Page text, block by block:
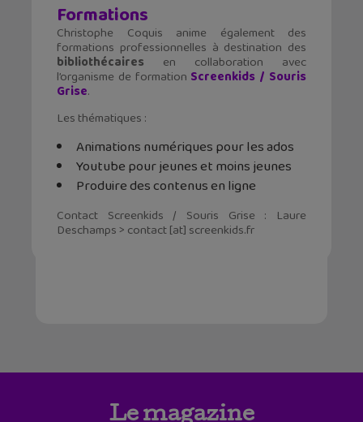
Formations
Christophe Coquis anime également des
formations professionnelles à destination des
bibliothécaires en collaboration avec
l’organisme de formation Screenkids / Souris
Grise.
Les thématiques :
Animations numériques pour les ados
Youtube pour jeunes et moins jeunes
Produire des contenus en ligne
Contact Screenkids / Souris Grise : Laure
Deschamps > contact [at] screenkids.fr
Le magazine